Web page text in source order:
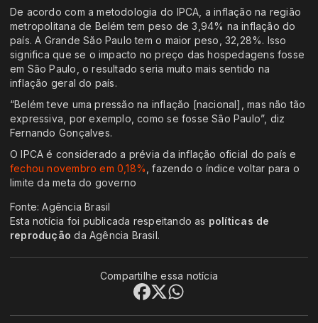
De acordo com a metodologia do IPCA, a inflação na região
metropolitana de Belém tem peso de 3,94% na inflação do
país. A Grande São Paulo tem o maior peso, 32,28%. Isso
significa que se o impacto no preço das hospedagens fosse
em São Paulo, o resultado seria muito mais sentido na
inflação geral do país.
“Belém teve uma pressão na inflação [nacional], mas não tão
expressiva, por exemplo, como se fosse São Paulo”, diz
Fernando Gonçalves.
O IPCA é considerado a prévia da inflação oficial do país e
fechou novembro em 0,18% , fazendo o índice voltar para o
limite da meta do governo
Fonte: Agência Brasil
Esta notícia foi publicada respeitando as políticas de
reprodução da Agência Brasil.
Compartilhe essa notícia